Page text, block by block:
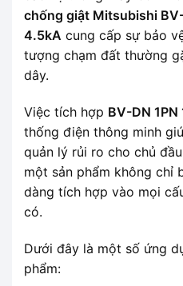
chống giật Mitsubishi
4.5kA cung cấp sự bảo
tượng chạm đất thường
dây.
Việc tích hợp BV-DN
thống điện thông minh
quản lý rủi ro cho chủ
một sản phẩm không chỉ
dàng tích hợp vào mọi
có.
Dưới đây là một số ứng
phẩm: